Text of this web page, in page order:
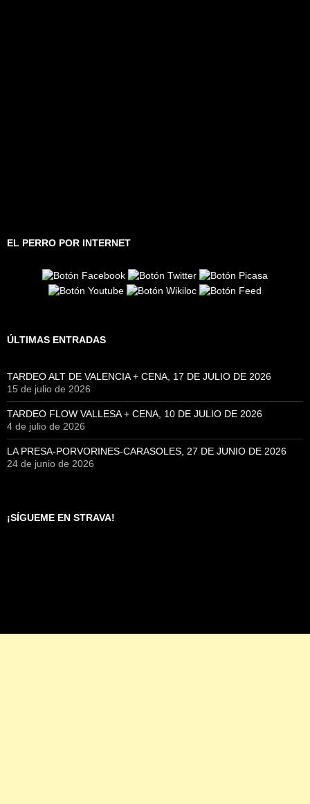
EL PERRO POR INTERNET
ÚLTIMAS ENTRADAS
TARDEO ALT DE VALENCIA + CENA, 17 DE JULIO DE 2026
15 de julio de 2026
TARDEO FLOW VALLESA + CENA, 10 DE JULIO DE 2026
4 de julio de 2026
LA PRESA-PORVORINES-CARASOLES, 27 DE JUNIO DE 2026
24 de junio de 2026
¡SÍGUEME EN STRAVA!